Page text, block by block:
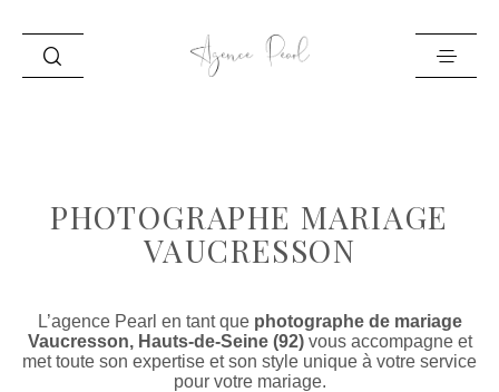
PORTFOLIO
PHOTOGRAPHE MARIAGE
VAUCRESSON
L’agence Pearl en tant que photographe de mariage
Vaucresson, Hauts-de-Seine (92)vous accompagne et
met toute son expertise et son style unique à votre service
pour votre mariage.